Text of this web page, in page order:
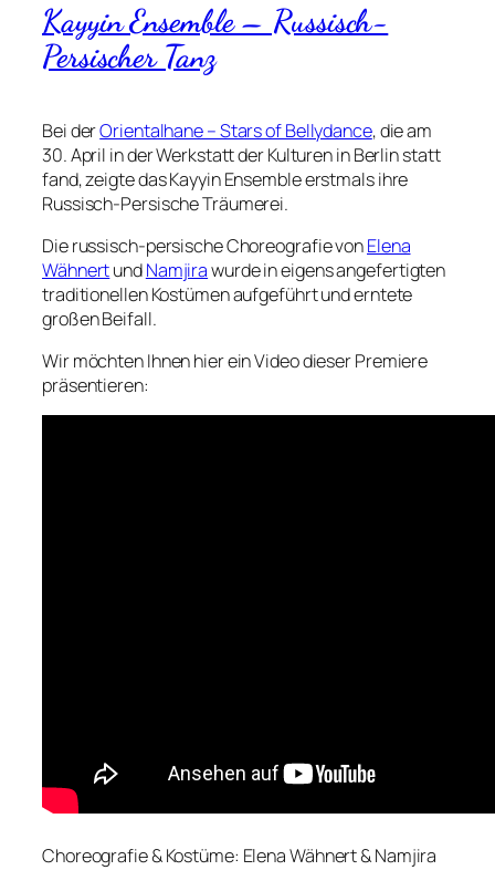
Kayyin Ensemble – Russisch-
Persischer Tanz
Bei derOrientalhane – Stars of Bellydance, die am
30. April in der Werkstatt der Kulturen in Berlin statt
fand, zeigte das Kayyin Ensemble erstmals ihre
Russisch-Persische Träumerei.
Die russisch-persische Choreografie vonElena
WähnertundNamjirawurde in eigens angefertigten
traditionellen Kostümen aufgeführt und erntete
großen Beifall.
Wir möchten Ihnen hier ein Video dieser Premiere
präsentieren:
Choreografie & Kostüme: Elena Wähnert & Namjira